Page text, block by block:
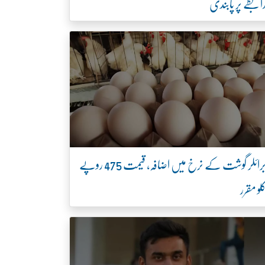
برائلر گوشت کے نرخ میں اضافہ، قیمت 475 روپے
مقرر